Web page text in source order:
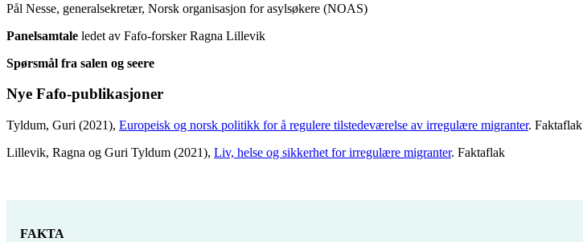
Pål Nesse, generalsekretær, Norsk organisasjon for asylsøkere (NOAS)
Panelsamtale ledet av Fafo-forsker Ragna Lillevik
Spørsmål fra salen og seere
Nye Fafo-publikasjoner
Tyldum, Guri (2021), Europeisk og norsk politikk for å regulere tilstedeværelse av irregulære migranter. Faktaflak
Lillevik, Ragna og Guri Tyldum (2021), Liv, helse og sikkerhet for irregulære migranter. Faktaflak
FAKTA